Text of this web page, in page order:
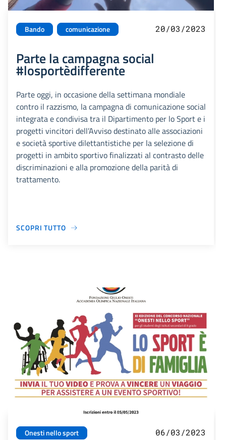
Bando comunicazione 20/03/2023
Parte la campagna social
#losportèdifferente
Parte oggi, in occasione della settimana mondiale
contro il razzismo, la campagna di comunicazione social
integrata e condivisa tra il Dipartimento per lo Sport e i
progetti vincitori dell’Avviso destinato alle associazioni
e società sportive dilettantistiche per la selezione di
progetti in ambito sportivo finalizzati al contrasto delle
discriminazioni e alla promozione della parità di
trattamento.
SCOPRI TUTTO
Onesti nello sport 06/03/2023